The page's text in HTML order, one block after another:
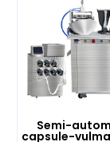
Semi-
capsule-